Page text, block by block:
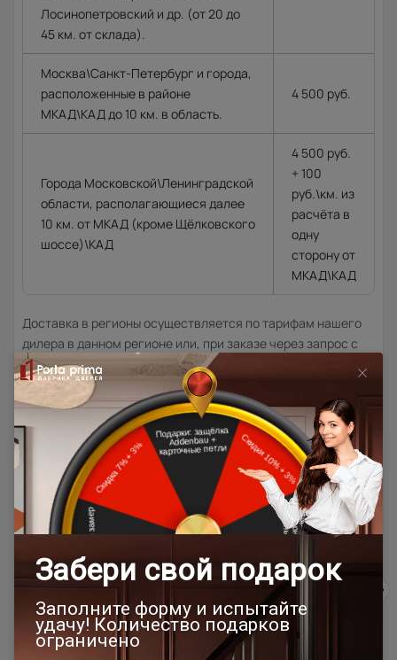
Лосинопетровский и др. (от 20 до
45 км. от склада).
Москва\Санкт-Петербург и города,
расположенные в районе
МКАД\КАД до 10 км. в область.
4 500 руб.
Города Московской\Ленинградской
области, располагающиеся далее
10 км. от МКАД (кроме Щёлковского
шоссе)\КАД
4 500 руб.
+ 100
руб.\км. из
расчёта в
одну
сторону от
МКАД\КАД
Доставка в регионы осуществляется по тарифам нашего
дилера в данном регионе или, при заказе через запрос с
сайта, отдельно рассчитывается менеджером интернет-
магазина.
Подробная информация о доставке
Товар относится к категориям:
500x1900
Межкомнатные двери 55х190 см
900x2000
800x2000 900x2200 1000x2100 700x2200
900x1900
850x2000 700x2100 900x2300
900x2400 750x2000 1200x2000
Белый ясень (nano-flex) Шампань Высота 180
Высота 190